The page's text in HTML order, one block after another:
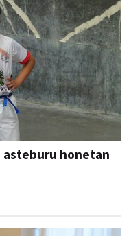
asteburu honetan